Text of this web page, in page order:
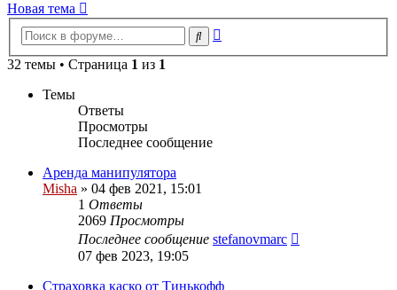
Новая тема
Поиск
32 темы • Страница 1 из 1
Темы
Ответы
Просмотры
Последнее сообщение
Аренда манипулятора
Misha » 04 фев 2021, 15:01
1 Ответы
2069 Просмотры
Последнее сообщение stefanovmarc
07 фев 2023, 19:05
Страховка каско от Тинькофф